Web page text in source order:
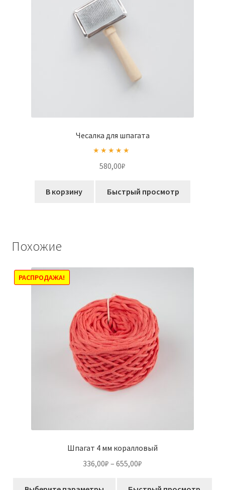
Чесалка для шпагата
из 5
580,00₽
В корзину Быстрый просмотр
Похожие
Шпагат 4 мм коралловый
РАСПРОДАЖА!
336,00₽ – 655,00₽
336,00₽